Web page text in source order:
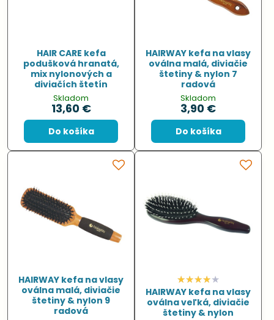
HAIR CARE kefa
podušková hranatá,
mix nylonových a
diviačích štetín
Skladom
13,60 €
Do košíka
HAIRWAY kefa na vlasy
oválna malá, diviačie
štetiny & nylon 7
radová
Skladom
3,90 €
Do košíka
HAIRWAY kefa na vlasy
oválna malá, diviačie
štetiny & nylon 9
radová
HAIRWAY kefa na vlasy
oválna veľká, diviačie
štetiny & nylon